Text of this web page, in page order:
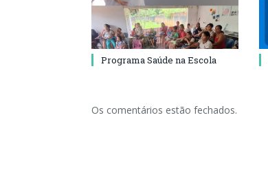
Programa Saúde na Escola
Os comentários estão fechados.